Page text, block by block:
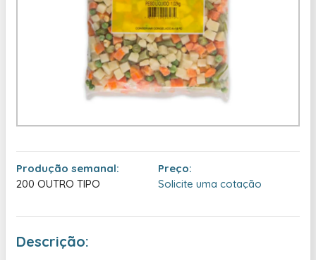
Produção semanal:
200 OUTRO TIPO
Preço:
Solicite uma cotação
Descrição: